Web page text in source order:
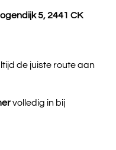
5, 2441 CK
de juiste route aan
volledig in bij